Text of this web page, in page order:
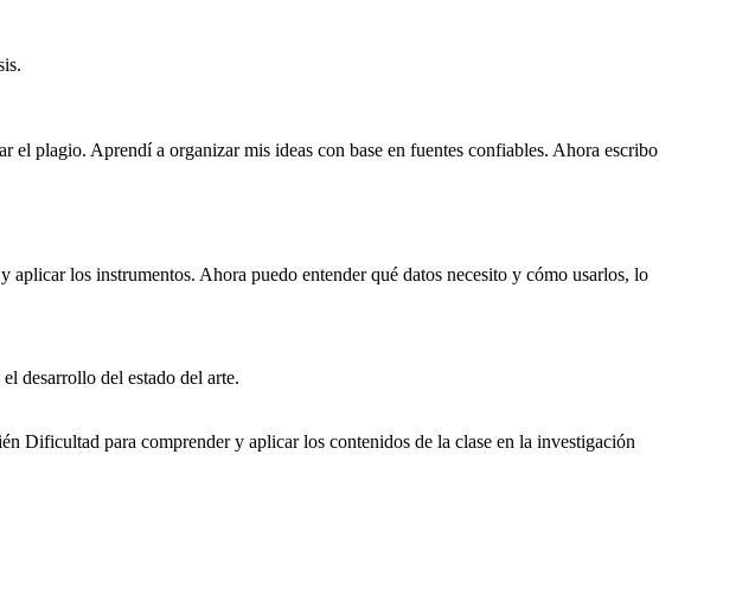
el plagio. Aprendí a organizar mis ideas con base en fuentes confiables. Ahora escribo
los instrumentos. Ahora puedo entender qué datos necesito y cómo usarlos, lo
desarrollo del estado del arte.
Dificultad para comprender y aplicar los contenidos de la clase en la investigación